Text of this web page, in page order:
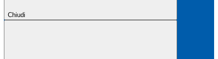
Chiudi